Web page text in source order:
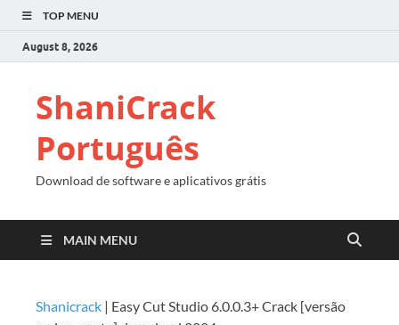
TOP MENU
August 8, 2026
ShaniCrack
Português
Download de software e aplicativos grátis
MAIN MENU
Shanicrack | Easy Cut Studio 6.0.0.3+ Crack [versão